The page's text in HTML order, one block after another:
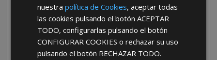
nuestrapolítica de Cookies, aceptar todas
las cookies pulsando el botónACEPTAR
TODO, configurarlas pulsando el botón
CONFIGURAR COOKIES o rechazar su uso
pulsando el botón RECHAZAR TODO.